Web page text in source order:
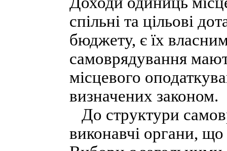
спільні та цільові
бюджету, є їх
самоврядування
місцевого
визначених законом.
До структури
виконавчі органи,